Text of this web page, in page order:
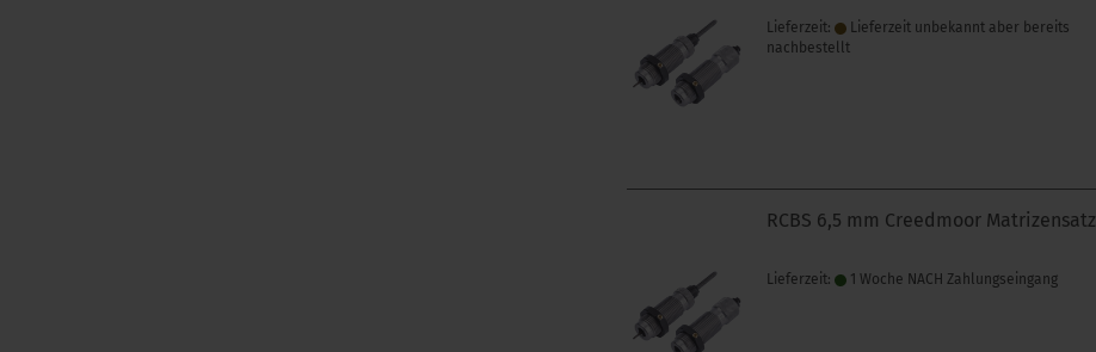
Lieferzeit:
Lieferzeit unbekannt aber bereits
nachbestellt
RCBS 6,5 mm Creedmoor Matrizensatz
Lieferzeit: 1 Woche NACH Zahlungseingang